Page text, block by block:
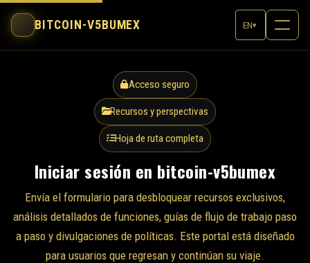
BITCOIN-V5BUMEX EN▾
Acceso seguro
Recursos y perspectivas
Hoja de ruta completa
Iniciar sesión en bitcoin-v5bumex
Envía el formulario para desbloquear recursos exclusivos,
análisis detallados de funciones, guías de flujo de trabajo paso
a paso y divulgaciones de políticas. Este portal está diseñado
para usuarios que regresan y continúan su viaje.